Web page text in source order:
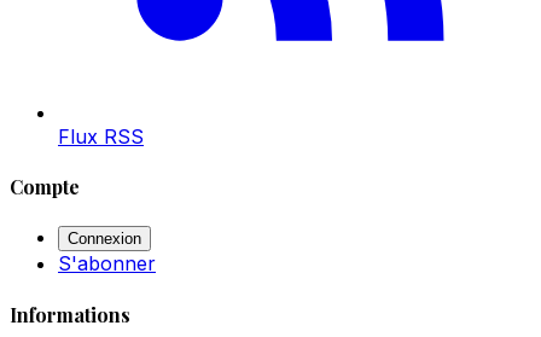
Flux RSS
Compte
Connexion
S'abonner
Informations